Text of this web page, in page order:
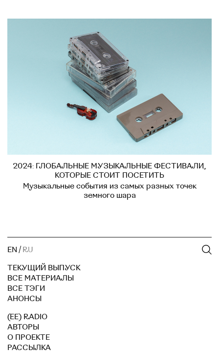
2024: ГЛОБАЛЬНЫЕ МУЗЫКАЛЬНЫЕ ФЕСТИВАЛИ,
КОТОРЫЕ СТОИТ ПОСЕТИТЬ
Музыкальные события из самых разных точек
земного шара
EN / RU
ТЕКУЩИЙ ВЫПУСК
ВСЕ МАТЕРИАЛЫ
ВСЕ ТЭГИ
АНОНСЫ
(EE) RADIO
АВТОРЫ
О ПРОЕКТЕ
РАССЫЛКА